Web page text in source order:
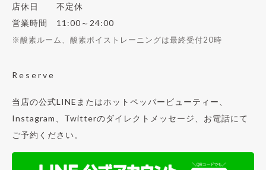
店休日 不定休
営業時間 11:00～24:00
※酸素ルーム、酸素ボイストレーニングは最終受付20時
Reserve
当店の公式LINEまたはホットペッパービューティー、
Instagram、Twitterのダイレクトメッセージ、お電話にて
ご予約ください。